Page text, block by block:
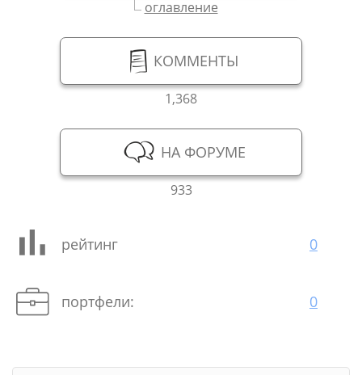
оглавление
КОММЕНТЫ
1,368
НА ФОРУМЕ
933
рейтинг 0
портфели: 0